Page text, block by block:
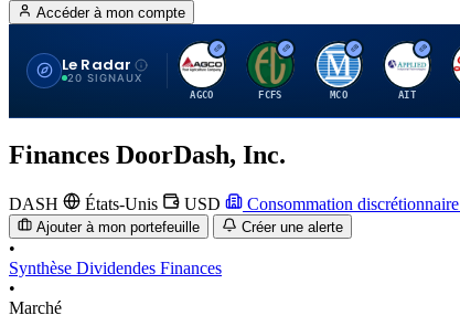
Accéder à mon compte
Le Radar
20 SIGNAUX
A
AGCO
F
FCFS
M
MCO
A
AIT
Finances DoorDash, Inc.
DASH États-Unis USD Consommation discrétionnaire
Ajouter à mon portefeuille Créer une alerte
•
Synthèse Dividendes Finances
•
Marché